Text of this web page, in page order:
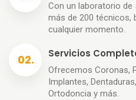
Con un laboratorio
más de 200 técnicos,
cualquier momento.
Servicios
Ofrecemos Coronas,
Implantes,
Ortodoncia y más.